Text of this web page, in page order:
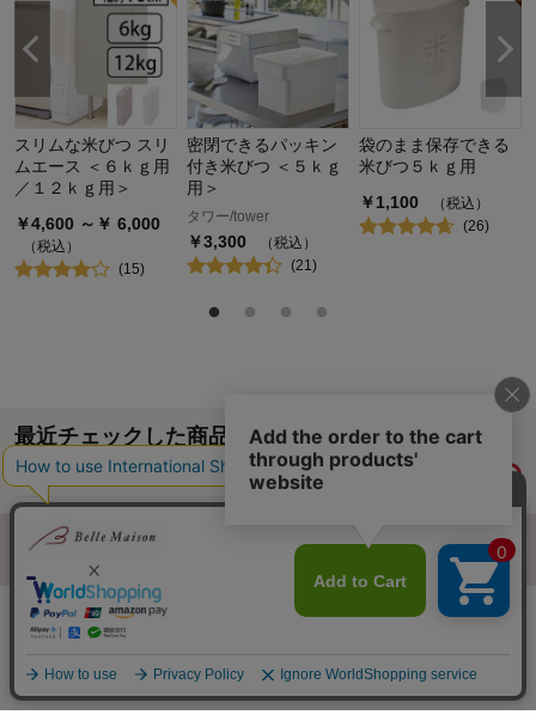
スリムな米びつ スリ
ムエース ＜６ｋｇ用
／１２ｋｇ用＞
￥4,600 ～￥ 6,000
（税込）
(15)
密閉できるパッキン
付き米びつ ＜５ｋｇ
用＞
タワー/tower
￥3,300
（税込）
(21)
袋のまま保存できる
米びつ５ｋｇ用
￥1,100
（税込）
(26)
最近チェックした商品
ページトップへ
ご利用ガイド・お知らせ
サイトマップ ベルメゾンネットTOPへ